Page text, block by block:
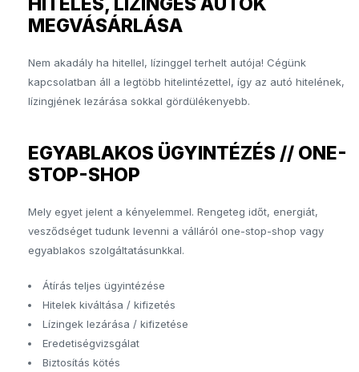
MEGVÁSÁRLÁSA
Nem akadály ha hitellel, lízinggel terhelt autója! Cégünk
kapcsolatban áll a legtöbb hitelintézettel, így az autó hitelének,
lízingjének lezárása sokkal gördülékenyebb.
EGYABLAKOS ÜGYINTÉZÉS // ONE-
STOP-SHOP
Mely egyet jelent a kényelemmel. Rengeteg időt, energiát,
vesződséget tudunk levenni a válláról one-stop-shop vagy
egyablakos szolgáltatásunkkal.
Átírás teljes ügyintézése
Hitelek kiváltása / kifizetés
Lízingek lezárása / kifizetése
Eredetiségvizsgálat
Biztosítás kötés